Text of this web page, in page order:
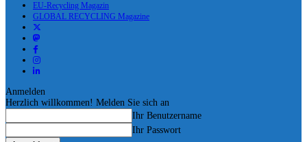
EU-Recycling Magazin
GLOBAL RECYCLING Magazine
Anmelden
Herzlich willkommen! Melden Sie sich an
Ihr Benutzername
Ihr Passwort